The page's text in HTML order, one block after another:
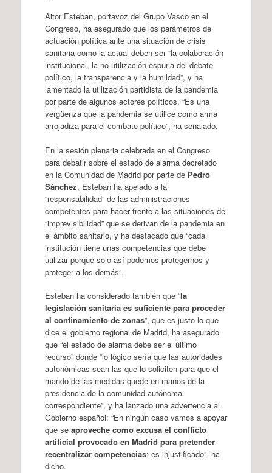
Aitor Esteban, portavoz del Grupo Vasco en el
Congreso, ha asegurado que los parámetros de
actuación política ante una situación de crisis
sanitaria como la actual deben ser “la colaboración
institucional, la no utilización espuria del debate
político, la transparencia y la humildad”, y ha
lamentado la utilización partidista de la pandemia
por parte de algunos actores políticos. “Es una
vergüenza que la pandemia se utilice como arma
arrojadiza para el combate político”, ha señalado.
En la sesión plenaria celebrada en el Congreso
para debatir sobre el estado de alarma decretado
en la Comunidad de Madrid por parte de Pedro
Sánchez, Esteban ha apelado a la
“responsabilidad” de las administraciones
competentes para hacer frente a las situaciones de
“imprevisibilidad” que se derivan de la pandemia en
el ámbito sanitario, y ha destacado que “cada
institución tiene unas competencias que debe
utilizar porque solo así podemos protegernos y
proteger a los demás”.
Esteban ha considerado también que “la
legislación sanitaria es suficiente para proceder
al confinamiento de zonas”, que es justo lo que
dice el gobierno regional de Madrid, ha asegurado
que “el estado de alarma debe ser el último
recurso” donde “lo lógico sería que las autoridades
autonómicas sean las que lo soliciten para que el
mando de las medidas quede en manos de la
presidencia de la comunidad autónoma
correspondiente”, y ha lanzado una advertencia al
Gobierno español: “En ningún caso vamos a apoyar
que se aproveche como excusa el conflicto
artificial provocado en Madrid para pretender
recentralizar competencias; es injustificado”, ha
dicho.